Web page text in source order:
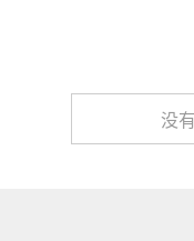
没